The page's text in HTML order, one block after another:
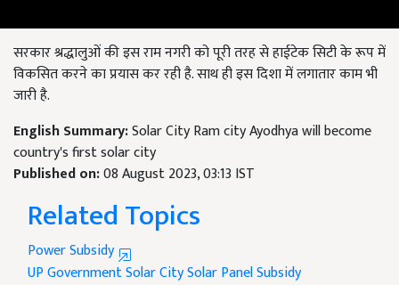
सरकार श्रद्धालुओं की इस राम नगरी को पूरी तरह से हाईटेक सिटी के रूप में
विकसित करने का प्रयास कर रही है. साथ ही इस दिशा में लगातार काम भी
जारी है.
English Summary:Solar City Ram city Ayodhya will become
country's first solar city
Published on:08 August 2023, 03:13 IST
Related Topics
Power Subsidy
UP GovernmentSolar CitySolar Panel Subsidy